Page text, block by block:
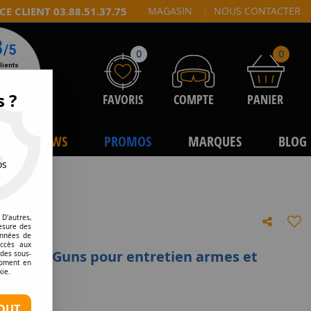
CLIENT 03.88.51.37.75 MAGASIN | NOUS CONTACTER
0
FAVORIS COMPTE
0
PANIER
NEWS PROMOS MARQUES BLOG
Guns pour entretien armes et
avis
?
des
de
aux
sous-
en